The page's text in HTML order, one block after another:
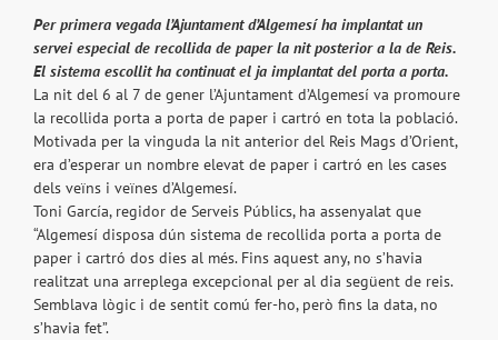
Per primera vegada l’Ajuntament d’Algemesí ha implantat un
servei especial de recollida de paper la nit posterior a la de Reis.
El sistema escollit ha continuat el ja implantat del porta a porta.
La nit del 6 al 7 de gener l’Ajuntament d’Algemesí va promoure
la recollida porta a porta de paper i cartró en tota la població.
Motivada per la vinguda la nit anterior del Reis Mags d’Orient,
era d’esperar un nombre elevat de paper i cartró en les cases
dels veïns i veïnes d’Algemesí.
Toni García, regidor de Serveis Públics, ha assenyalat que
“Algemesí disposa dún sistema de recollida porta a porta de
paper i cartró dos dies al més. Fins aquest any, no s’havia
realitzat una arreplega excepcional per al dia següent de reis.
Semblava lògic i de sentit comú fer-ho, però fins la data, no
s’havia fet”.